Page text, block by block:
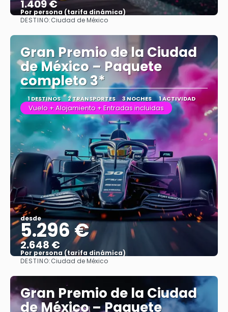
1.409 €
Por persona (tarifa dinámica)
Ver más
DESTINO:Ciudad de México
Gran Premio de la Ciudad
de México – Paquete
completo 3*
1 DESTINOS 2 TRANSPORTES 3 NOCHES 1 ACTIVIDAD
Vuelo + Alojamiento + Entradas incluidas
desde
5.296 €
2.648 €
Por persona (tarifa dinámica)
Ver más
DESTINO:Ciudad de México
Gran Premio de la Ciudad
de México – Paquete